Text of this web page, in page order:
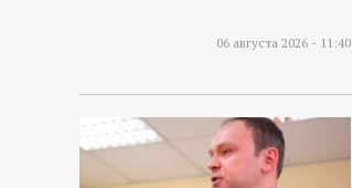
06 августа 2026 - 11:40